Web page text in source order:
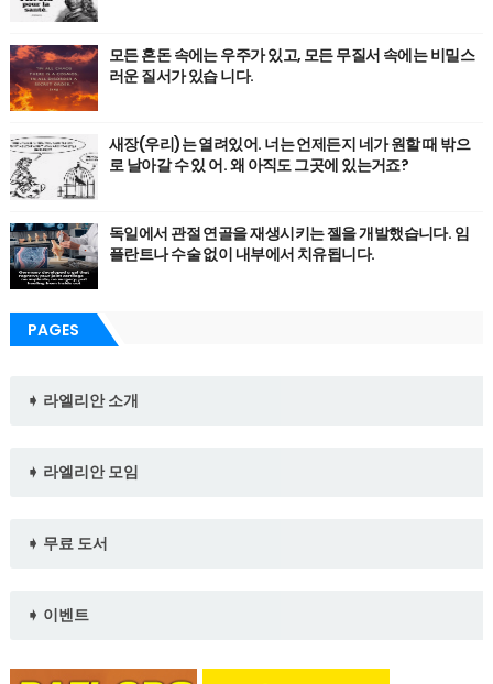
모든 혼돈 속에는 우주가 있고, 모든 무질서 속에는 비밀스
러운 질서가 있습 니다.
새장(우리)는 열려있어. 너는 언제든지 네가 원할 때 밖으
로 날아갈 수 있 어. 왜 아직도 그곳에 있는거죠?
독일에서 관절 연골을 재생시키는 젤을 개발했습니다. 임
플란트나 수술 없이 내부에서 치유됩니다.
PAGES
➧ 라엘리안 소개
➧ 라엘리안 모임
➧ 무료 도서
➧ 이벤트